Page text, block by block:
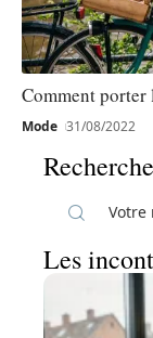
Comment porter
Mode 31/08/2022
Recherche
Les